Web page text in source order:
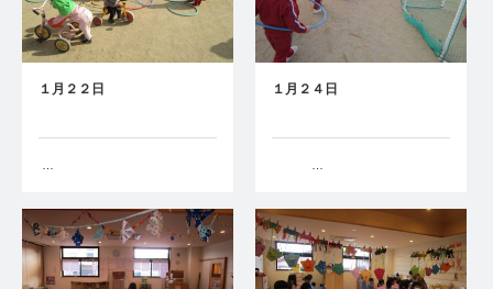
１月２２日 １月２４日